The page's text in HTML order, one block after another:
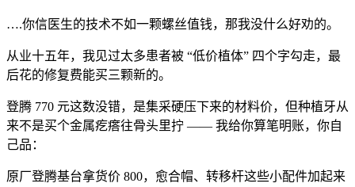
….你信医生的技术不如一颗螺丝值钱，那我没什么好劝的。
从业十五年，我见过太多患者被 “低价植体” 四个字勾走，最
后花的修复费能买三颗新的。
登腾 770 元这数没错，是集采硬压下来的材料价，但种植牙从
来不是买个金属疙瘩往骨头里拧 —— 我给你算笔明账，你自
己品：
原厂登腾基台拿货价 800，愈合帽、转移杆这些小配件加起来